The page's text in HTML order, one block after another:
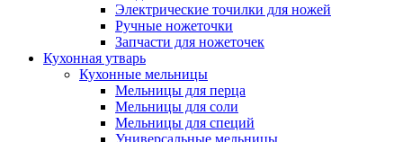
Электрические точилки для ножей
Ручные ножеточки
Запчасти для ножеточек
Кухонная утварь
Кухонные мельницы
Мельницы для перца
Мельницы для соли
Мельницы для специй
Универсальные мельницы